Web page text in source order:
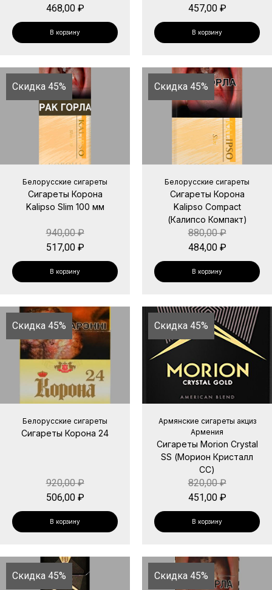
468,00 ₽
В корзину
457,00 ₽
В корзину
Скидка 45%
Белорусские сигареты
Сигареты Корона
Kalipso Slim 100 мм
940,00₽
517,00 ₽
В корзину
Скидка 45%
Белорусские сигареты
Сигареты Корона
Kalipso Compact
(Калипсо Компакт)
880,00₽
484,00 ₽
В корзину
Скидка 45%
Белорусские сигареты
Сигареты Корона 24
920,00₽
506,00 ₽
В корзину
Скидка 45%
Армянские сигареты акциз
Армения
Сигареты Morion Crystal
SS (Морион Кристалл
СС)
820,00₽
451,00 ₽
В корзину
Скидка 45% Скидка 45%